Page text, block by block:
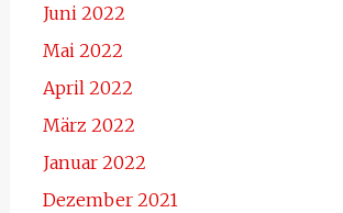
Juni 2022
Mai 2022
April 2022
März 2022
Januar 2022
Dezember 2021